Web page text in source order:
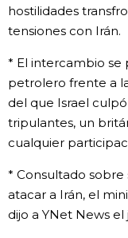
hostilidades
tensiones con Irán.
* El intercambio se
petrolero frente a
del que Israel
tripulantes, un
cualquier
* Consultado sobre
atacar a Irán, el
dijo a YNet News el